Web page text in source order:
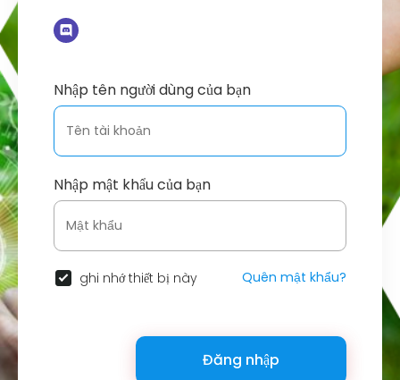
Nhập tên người dùng của bạn
Nhập mật khẩu của bạn
ghi nhớ thiết bị này Quên mật khẩu?
Đăng nhập